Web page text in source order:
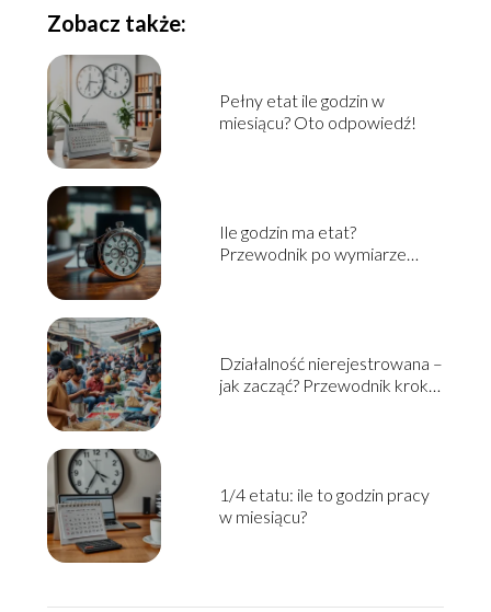
Zobacz także:
Pełny etat ile godzin w
miesiącu? Oto odpowiedź!
Ile godzin ma etat?
Przewodnik po wymiarze
Działalność nierejestrowana –
jak zacząć? Przewodnik krok
1/4 etatu: ile to godzin pracy
w miesiącu?